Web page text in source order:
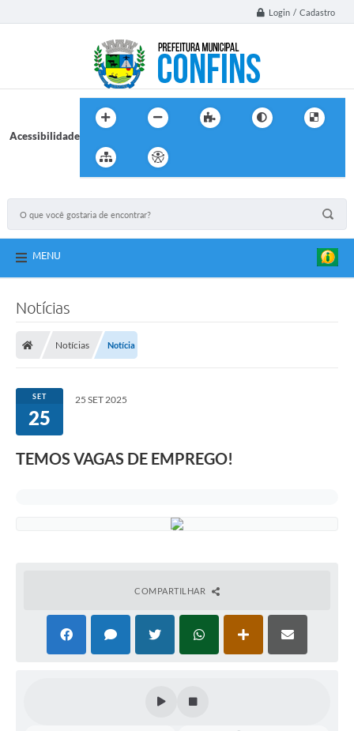
Login / Cadastro
Acessibilidade
MENU
Notícias
Notícias Notícia
SET
25
25 SET 2025
TEMOS VAGAS DE EMPREGO!
COMPARTILHAR